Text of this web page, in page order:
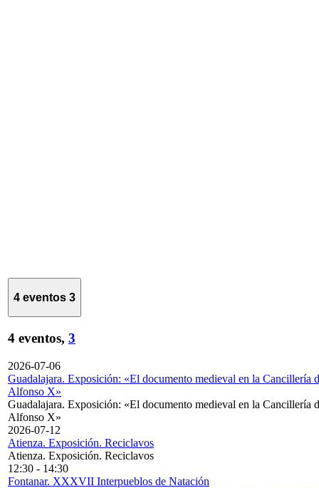
4 eventos 3
4 eventos, 3
2026-07-06
Guadalajara. Exposición: «El documento medieval en la Cancillería
Alfonso X»
Guadalajara. Exposición: «El documento medieval en la Cancillería
Alfonso X»
2026-07-12
Atienza. Exposición. Reciclavos
Atienza. Exposición. Reciclavos
12:30 - 14:30
Fontanar. XXXVII Interpueblos de Natación